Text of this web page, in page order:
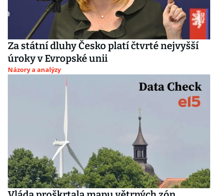
Za státní dluhy Česko platí čtvrté nejvyšší
úroky v Evropské unii
Názory a analýzy